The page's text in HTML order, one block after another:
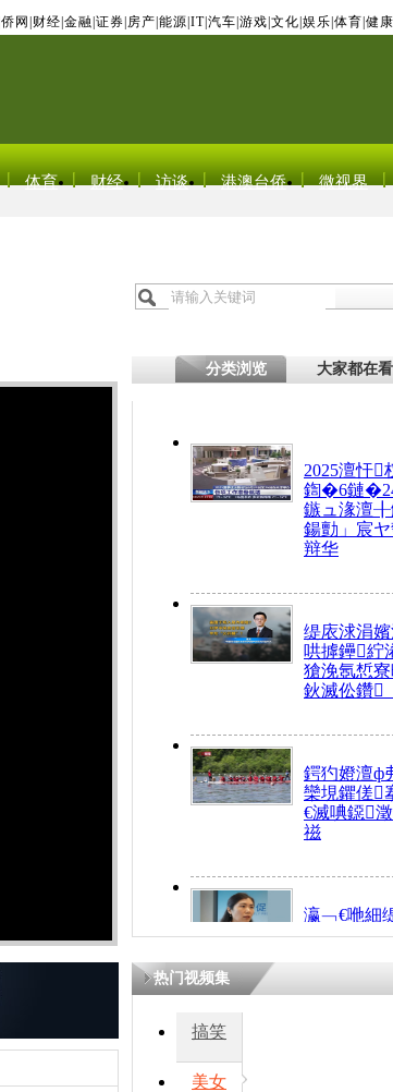
侨网 财经 金融 证券 房产 能源 IT| 汽车 游戏 文化 娱乐 体育 健康
体育 财经 访谈 港澳台侨 微视界
分类浏览 大家都在看
2025澶忓
鍧�6鏈
鏃ュ湪澶╂
鍚勯」宸
辩华
缇庡浗涓
哄摢鑸紵
獊浼氬惁
鈥滅伀鑽
鍔犳嬁澶ф
欒垷鑺傞
€滅唺鐚
禌
瀛﹁€咃細
€间笢鍗椾
熷悎浣�
热门视频集
搞笑
美女